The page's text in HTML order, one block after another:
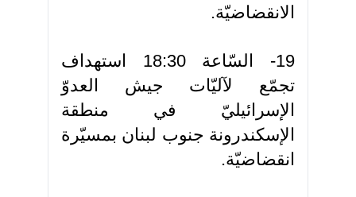
الانقضاضيّة.
19- السّاعة 18:30 استهداف
تجمّع لآليّات جيش العدوّ
الإسرائيليّ في منطقة
الإسكندرونة جنوب لبنان بمسيّرة
انقضاضيّة.